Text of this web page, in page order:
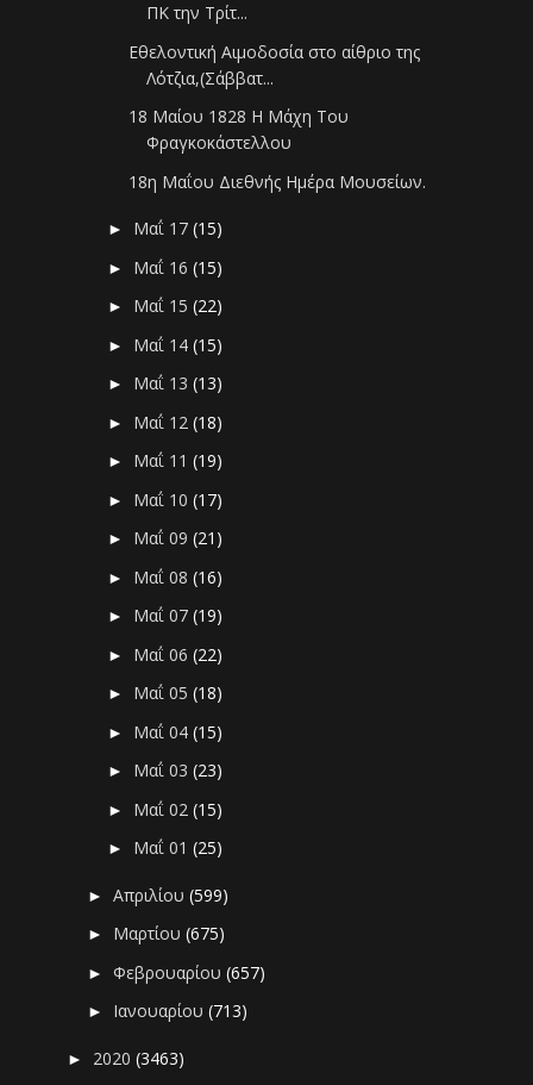
ΠΚ την Τρίτ...
Εθελοντική Αιμοδοσία στο αίθριο της
Λότζια,(Σάββατ...
18 Μαίου 1828 Η Μάχη Του
Φραγκοκάστελλου
18η Μαΐου Διεθνής Ημέρα Μουσείων.
► Μαΐ 17(15)
► Μαΐ 16(15)
► Μαΐ 15(22)
► Μαΐ 14(15)
► Μαΐ 13(13)
► Μαΐ 12(18)
► Μαΐ 11(19)
► Μαΐ 10(17)
► Μαΐ 09(21)
► Μαΐ 08(16)
► Μαΐ 07(19)
► Μαΐ 06(22)
► Μαΐ 05(18)
► Μαΐ 04(15)
► Μαΐ 03(23)
► Μαΐ 02(15)
► Μαΐ 01(25)
►Απριλίου(599)
► Μαρτίου(675)
►Φεβρουαρίου(657)
► Ιανουαρίου(713)
► 2020(3463)